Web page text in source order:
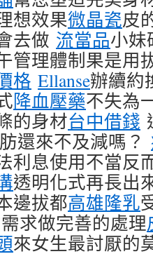
想效果微晶瓷皮
去做 流當品小妹
管理體制果是用
格 Ellanse辦續約
降血壓藥不失為
的身材台中借錢
還來不及減嗎？
利息使用不當反
透明化式再長出
邊拔都高雄隆乳
求做完善的處理
來女生最討厭的